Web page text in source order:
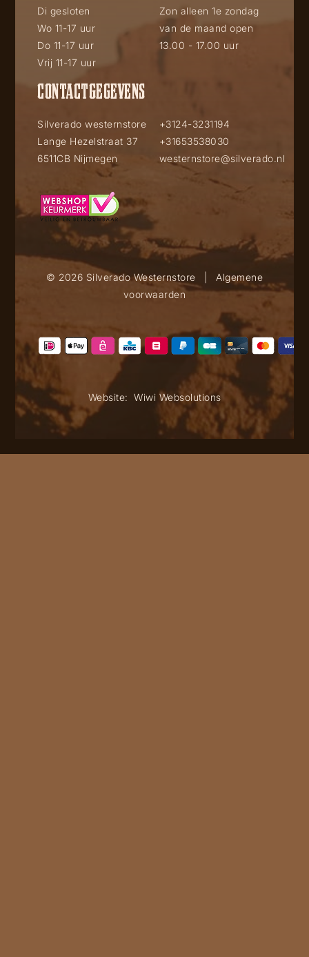
Di gesloten
Wo 11-17 uur
Do 11-17 uur
Vrij 11-17 uur
Zon alleen 1e zondag
van de maand open
13.00 - 17.00 uur
CONTACTGEGEVENS
Silverado westernstore
Lange Hezelstraat 37
6511CB Nijmegen
+3124-3231194
+31653538030
westernstore@silverado.nl
© 2026 Silverado Westernstore
Algemene
voorwaarden
Website: Wiwi Websolutions